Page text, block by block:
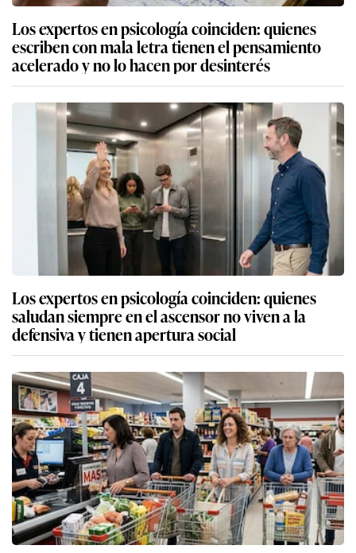
Los expertos en psicología coinciden: quienes
escriben con mala letra tienen el pensamiento
acelerado y no lo hacen por desinterés
Los expertos en psicología coinciden: quienes
saludan siempre en el ascensor no viven a la
defensiva y tienen apertura social